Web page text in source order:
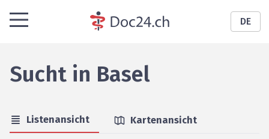
DE
Sucht in Basel
Listenansicht Kartenansicht